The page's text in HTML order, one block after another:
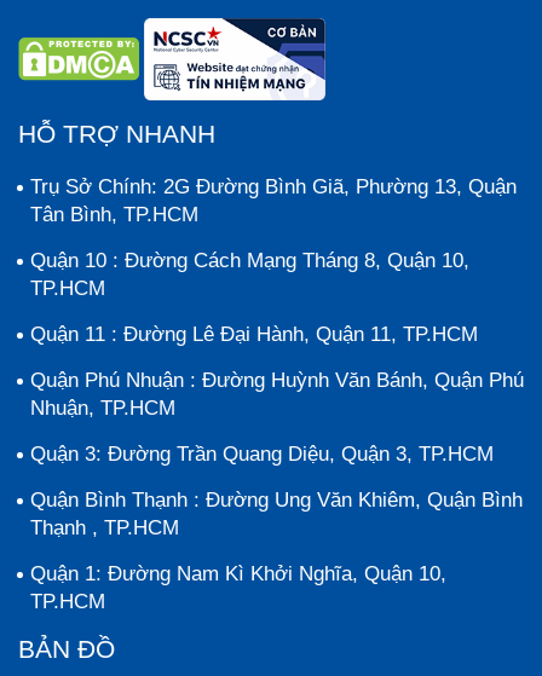
HỖ TRỢ NHANH
Trụ Sở Chính: 2G Đường Bình Giã, Phường 13, Quận
Tân Bình, TP.HCM
Quận 10 : Đường Cách Mạng Tháng 8, Quận 10,
TP.HCM
Quận 11 : Đường Lê Đại Hành, Quận 11, TP.HCM
Quận Phú Nhuận : Đường Huỳnh Văn Bánh, Quận Phú
Nhuận, TP.HCM
Quận 3: Đường Trần Quang Diệu, Quận 3, TP.HCM
Quận Bình Thạnh : Đường Ung Văn Khiêm, Quận Bình
Thạnh , TP.HCM
Quận 1: Đường Nam Kì Khởi Nghĩa, Quận 10,
TP.HCM
BẢN ĐỒ